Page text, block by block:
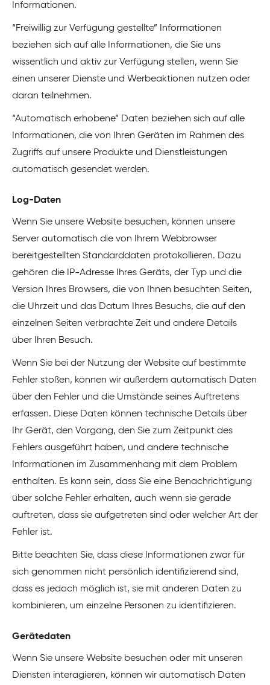
Informationen.
“Freiwillig zur Verfügung gestellte” Informationen
beziehen sich auf alle Informationen, die Sie uns
wissentlich und aktiv zur Verfügung stellen, wenn Sie
einen unserer Dienste und Werbeaktionen nutzen oder
daran teilnehmen.
“Automatisch erhobene” Daten beziehen sich auf alle
Informationen, die von Ihren Geräten im Rahmen des
Zugriffs auf unsere Produkte und Dienstleistungen
automatisch gesendet werden.
Log-Daten
Wenn Sie unsere Website besuchen, können unsere
Server automatisch die von Ihrem Webbrowser
bereitgestellten Standarddaten protokollieren. Dazu
gehören die IP-Adresse Ihres Geräts, der Typ und die
Version Ihres Browsers, die von Ihnen besuchten Seiten,
die Uhrzeit und das Datum Ihres Besuchs, die auf den
einzelnen Seiten verbrachte Zeit und andere Details
über Ihren Besuch.
Wenn Sie bei der Nutzung der Website auf bestimmte
Fehler stoßen, können wir außerdem automatisch Daten
über den Fehler und die Umstände seines Auftretens
erfassen. Diese Daten können technische Details über
Ihr Gerät, den Vorgang, den Sie zum Zeitpunkt des
Fehlers ausgeführt haben, und andere technische
Informationen im Zusammenhang mit dem Problem
enthalten. Es kann sein, dass Sie eine Benachrichtigung
über solche Fehler erhalten, auch wenn sie gerade
auftreten, dass sie aufgetreten sind oder welcher Art der
Fehler ist.
Bitte beachten Sie, dass diese Informationen zwar für
sich genommen nicht persönlich identifizierend sind,
dass es jedoch möglich ist, sie mit anderen Daten zu
kombinieren, um einzelne Personen zu identifizieren.
Gerätedaten
Wenn Sie unsere Website besuchen oder mit unseren
Diensten interagieren, können wir automatisch Daten